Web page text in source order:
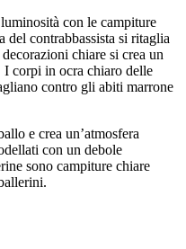
con le campiture
del contrabbassista si ritaglia
chiare si crea un
I corpi in ocra chiaro delle
contro gli abiti marrone
e crea un’atmosfera
con un debole
sono campiture chiare